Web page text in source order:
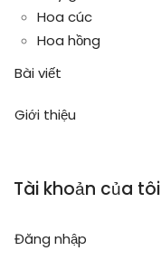
Hoa cúc
Hoa hồng
Bài viết
Giới thiệu
Tài khoản của tôi
Đăng nhập